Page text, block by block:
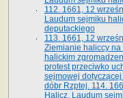
112. 1661, 12
Laudum sejmiku
deputackiego
113. 1661, 12
Ziemianie haliccy na
halickim
protest przeciwko
sejmowej
dóbr Rzptej. 114.
Halicz. Laudum